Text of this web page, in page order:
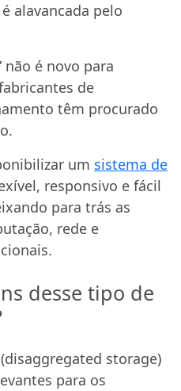
alavancada pelo
não é novo para
de
têm procurado
um sistema de
responsivo e fácil
para trás as
rede e
desse tipo de
storage)
para os